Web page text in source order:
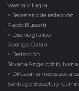
Valeria Villagra
> Secretario de redacción
Pablo Bussetti
> Diseño gráfico
Rodrigo Galán
> Redacción
Silvana Angelicchio,
> Difusión en redes sociales
Santiago Bussetti y